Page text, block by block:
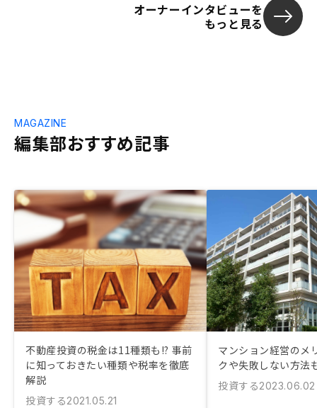
オーナーインタビューを
もっと見る
編集部おすすめ記事
MAGAZINE
不動産投資の税金は11種類も!? 事前
に知っておきたい種類や税率を徹底
解説
投資する2021.05.21
マンション経営のメ
クや失敗しない方法
投資する2023.06.02